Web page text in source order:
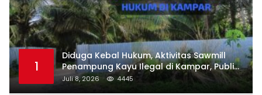
1
Diduga Kebal Hukum, Aktivitas Sawmill
Penampung Kayu Ilegal di Kampar, Publik
Soroti Komitmen Penegakan Hukum Polres
Kampar
Juli 8, 2026 4445